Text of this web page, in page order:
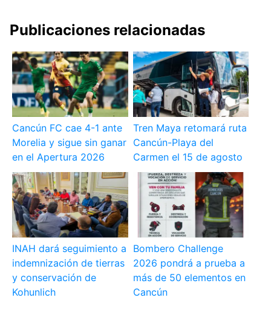
Publicaciones relacionadas
Cancún FC cae 4-1 ante
Morelia y sigue sin ganar
en el Apertura 2026
Tren Maya retomará ruta
Cancún-Playa del
Carmen el 15 de agosto
INAH dará seguimiento a
indemnización de tierras
y conservación de
Kohunlich
Bombero Challenge
2026 pondrá a prueba a
más de 50 elementos en
Cancún